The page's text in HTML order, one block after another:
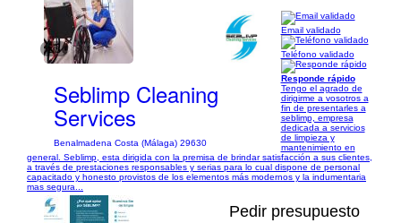
1/5
Seblimp Cleaning
Services
Benalmadena Costa (Málaga) 29630
Email validado
Teléfono validado
Responde rápido
Tengo el agrado de
dirigirme a vosotros a
fin de presentarles a
seblimp, empresa
dedicada a servicios
de limpieza y
mantenimiento en
general. Seblimp, esta dirigida con la premisa de brindar satisfacción a sus clientes,
a través de prestaciones responsables y serias para lo cual dispone de personal
capacitado y honesto provistos de los elementos más modernos y la indumentaria
mas segura...
Pedir presupuesto